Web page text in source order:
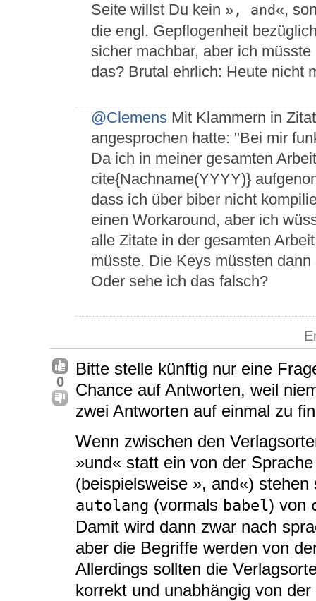
Seite willst Du kein », and«,
die engl. Gepflogenheit
sicher machbar, aber ich
das? Brutal ehrlich: Heute nicht
@Clemens Mit Klammern in
angesprochen hatte: "Bei mir
Da ich in meiner gesamten
cite{Nachname(YYYY)}
dass ich über biber nicht
einen Workaround, aber ich
alle Zitate in der gesamten
müsste. Die Keys müssten
Oder sehe ich das falsch?
0
Bitte stelle künftig nur eine
Chance auf Antworten, weil
zwei Antworten auf einmal zu
Wenn zwischen den
»und« statt ein von der
(beispielsweise », and«)
autolang (vormals babel) von
Damit wird dann zwar nach
aber die Begriffe werden von
Allerdings sollten die
korrekt und unabhängig von